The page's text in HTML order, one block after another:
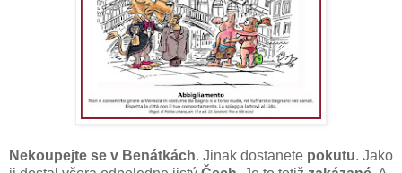
Nekoupejte se v Benátkách. Jinak dostanete pokutu. Jako